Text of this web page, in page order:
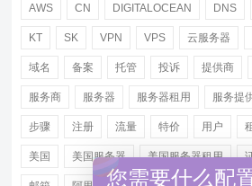
AWS CN DIGITALOCEAN DNS
KT SK VPN VPS 云服务器
域名 备案 托管 投诉 提供商
服务商 服务器 服务器租用 服务提
步骤 注册 流量 特价 用户
美国 美国服务器 美国服务器租用
您需要什么配